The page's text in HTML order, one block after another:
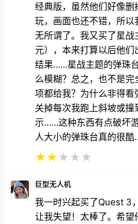
经典版，虽然他们好像
玩，画面也还不错，所
无所谓了。我又买了星
元），本来打算以后他们
结果……星战主题的弹珠
么模糊？总之，也不是
项都给我？为什么非得
关掉每次我跑上斜坡或
示……这种东西有点破坏
人大小的弹珠台真的很
★★★ ★ ★
巨型无人机
我一时兴起买了Quest 3
让我失望！太棒了。希望